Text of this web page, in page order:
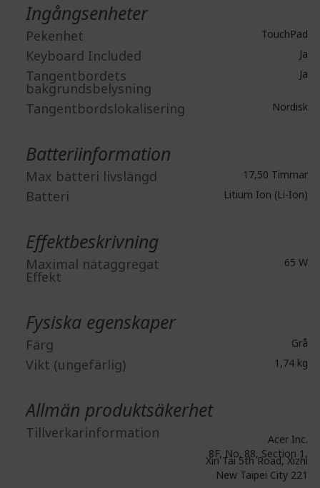
Ingångsenheter
Pekenhet TouchPad
Keyboard Included Ja
Tangentbordets
bakgrundsbelysning
Ja
Tangentbordslokalisering Nordisk
Batteriinformation
Max batteri livslängd 17,50 Timmar
Batteri Litium Ion (Li-Ion)
Effektbeskrivning
Maximal nätaggregat
Effekt
65 W
Fysiska egenskaper
Färg Grå
Vikt (ungefärlig) 1,74 kg
Allmän produktsäkerhet
Tillverkarinformation
Acer Inc.
8F, No. 88, Section 1,
Xin Tai 5th Road, Xizhi
New Taipei City 221